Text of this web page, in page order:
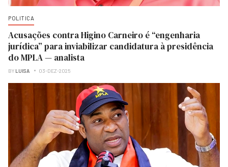
POLITICA
Acusações contra Higino Carneiro é “engenharia
jurídica” para inviabilizar candidatura à presidência
do MPLA — analista
BY LUISA 03-DEZ-2025